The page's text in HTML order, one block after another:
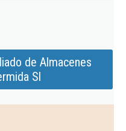
de Almacenes
Sl